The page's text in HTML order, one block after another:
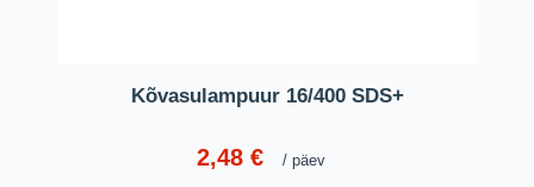
Kõvasulampuur 16/400 SDS+
2,48 € päev